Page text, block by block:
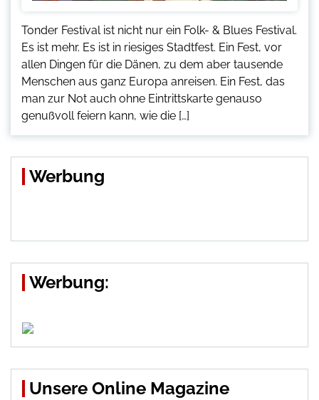
Tonder Festival ist nicht nur ein Folk- & Blues Festival.
Es ist mehr. Es ist in riesiges Stadtfest. Ein Fest, vor
allen Dingen für die Dänen, zu dem aber tausende
Menschen aus ganz Europa anreisen. Ein Fest, das
man zur Not auch ohne Eintrittskarte genauso
genußvoll feiern kann, wie die […]
Werbung
Werbung:
Unsere Online Magazine